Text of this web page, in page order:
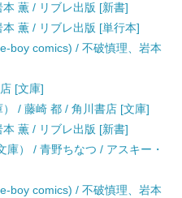
薫 / リブレ出版 [新書]
薫 / リブレ出版 [単行本]
boy comics) / 不破慎理、岩本
[文庫]
/ 藤崎 都 / 角川書店 [文庫]
薫 / リブレ出版 [新書]
庫） / 青野ちなつ / アスキー・
boy comics) / 不破慎理、岩本